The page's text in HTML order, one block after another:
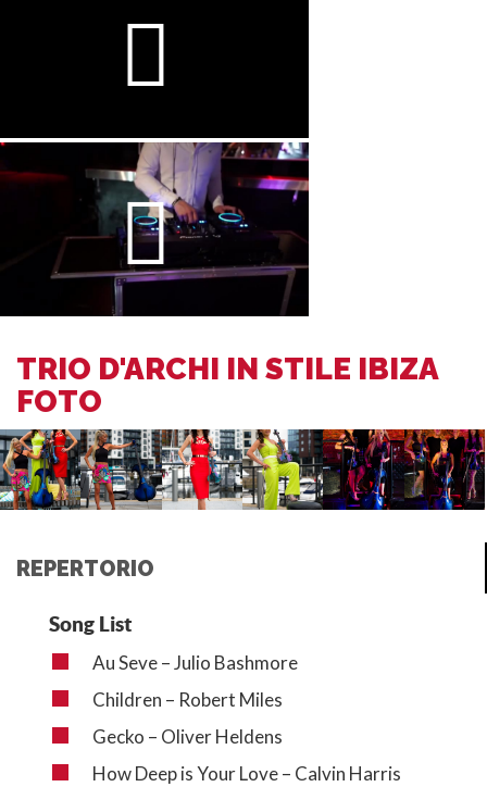
TRIO D'ARCHI IN STILE IBIZA
FOTO
REPERTORIO
Song List
Au Seve – Julio Bashmore
Children – Robert Miles
Gecko – Oliver Heldens
How Deep is Your Love – Calvin Harris